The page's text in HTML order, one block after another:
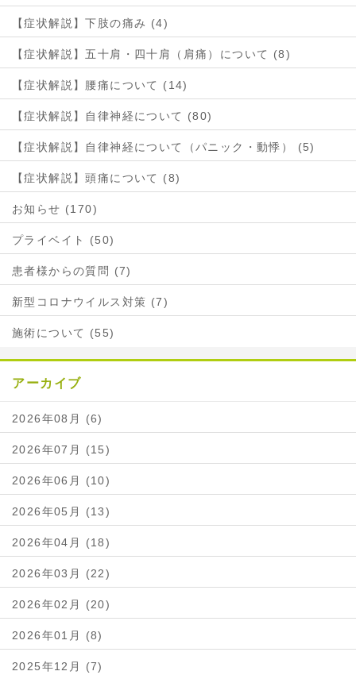
【症状解説】下肢の痛み (4)
【症状解説】五十肩・四十肩（肩痛）について (8)
【症状解説】腰痛について (14)
【症状解説】自律神経について (80)
【症状解説】自律神経について（パニック・動悸） (5)
【症状解説】頭痛について (8)
お知らせ (170)
プライベイト (50)
患者様からの質問 (7)
新型コロナウイルス対策 (7)
施術について (55)
アーカイブ
2026年08月 (6)
2026年07月 (15)
2026年06月 (10)
2026年05月 (13)
2026年04月 (18)
2026年03月 (22)
2026年02月 (20)
2026年01月 (8)
2025年12月 (7)